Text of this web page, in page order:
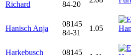
Richard
84-20
Hanisch Anja
08145
84-31
1.05
Harkebusch
08145